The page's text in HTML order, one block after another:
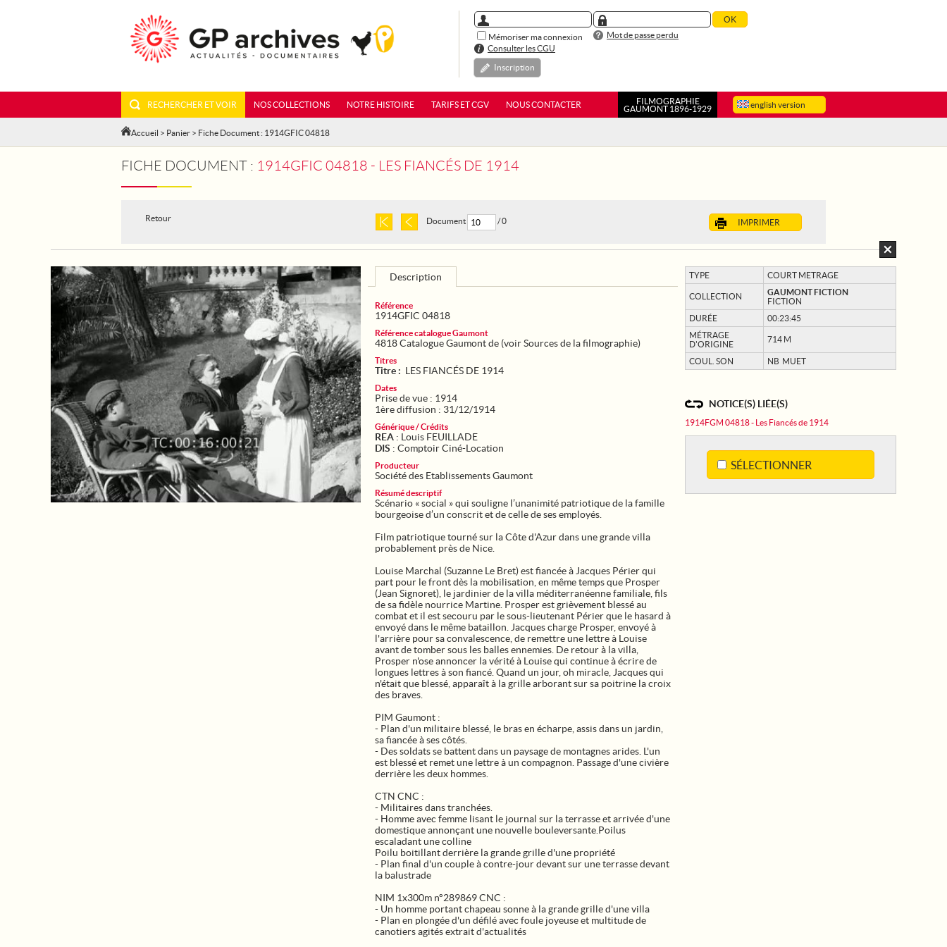
Mémoriser ma connexion
Mot de passe perdu
Consulter les CGU
Inscription
english version
RECHERCHER ET VOIR NOS COLLECTIONS NOTRE HISTOIRE TARIFS ET CGV NOUS CONTACTER
FILMOGRAPHIE
GAUMONT 1896-1929
Accueil > Panier > Fiche Document : 1914GFIC 04818
FICHE DOCUMENT : 1914GFIC 04818 - LES FIANCÉS DE 1914
Retour IMPRIMER
Document / 0
TYPE COURT METRAGE
COLLECTION
GAUMONT FICTION
FICTION
DURÉE
00:23:45
MÉTRAGE
D'ORIGINE
714 M
COUL. SON NB MUET
NOTICE(S) LIÉE(S)
1914FGM 04818 - Les Fiancés de 1914
SÉLECTIONNER
Description
Référence
1914GFIC 04818
Référence catalogue Gaumont
4818 Catalogue Gaumont de (voir Sources de la filmographie)
Titres
Titre : LES FIANCÉS DE 1914
Dates
Prise de vue : 1914
1ère diffusion : 31/12/1914
Générique / Crédits
REA : Louis FEUILLADE
DIS : Comptoir Ciné-Location
Producteur
Société des Etablissements Gaumont
Résumé descriptif
Scénario « social » qui souligne l’unanimité patriotique de la famille
bourgeoise d’un conscrit et de celle de ses employés.
Film patriotique tourné sur la Côte d'Azur dans une grande villa
probablement près de Nice.
Louise Marchal (Suzanne Le Bret) est fiancée à Jacques Périer qui
part pour le front dès la mobilisation, en même temps que Prosper
(Jean Signoret), le jardinier de la villa méditerranéenne familiale, fils
de sa fidèle nourrice Martine. Prosper est grièvement blessé au
combat et il est secouru par le sous-lieutenant Périer que le hasard à
envoyé dans le même bataillon. Jacques charge Prosper, envoyé à
l'arrière pour sa convalescence, de remettre une lettre à Louise
avant de tomber sous les balles ennemies. De retour à la villa,
Prosper n'ose annoncer la vérité à Louise qui continue à écrire de
longues lettres à son fiancé. Quand un jour, oh miracle, Jacques qui
n'était que blessé, apparaît à la grille arborant sur sa poitrine la croix
des braves.
PIM Gaumont :
- Plan d'un militaire blessé, le bras en écharpe, assis dans un jardin,
sa fiancée à ses côtés.
- Des soldats se battent dans un paysage de montagnes arides. L'un
est blessé et remet une lettre à un compagnon. Passage d'une civière
derrière les deux hommes.
CTN CNC :
- Militaires dans tranchées.
- Homme avec femme lisant le journal sur la terrasse et arrivée d'une
domestique annonçant une nouvelle bouleversante.Poilus
escaladant une colline
Poilu boitillant derrière la grande grille d'une propriété
- Plan final d'un couple à contre-jour devant sur une terrasse devant
la balustrade
NIM 1x300m n°289869 CNC :
- Un homme portant chapeau sonne à la grande grille d'une villa
- Plan en plongée d'un défilé avec foule joyeuse et multitude de
canotiers agités extrait d'actualités